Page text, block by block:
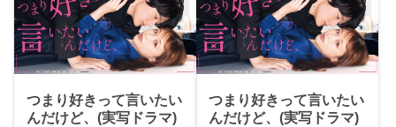
つまり好きって言いたい
んだけど、(実写ドラマ)
つまり好きって言いたい
んだけど、(実写ドラマ)